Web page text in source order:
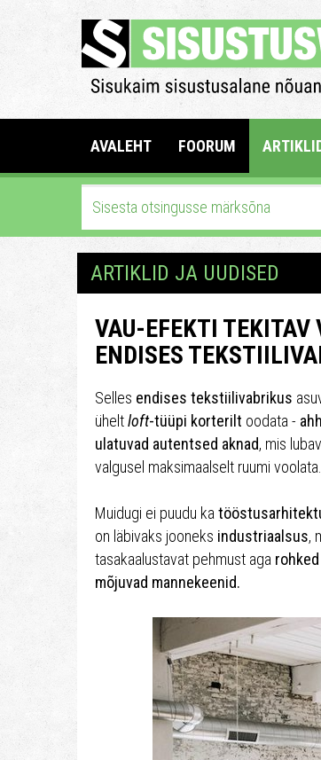
AVALEHT FOORUM
ARTIKLID JA UUDISED
VAU-EFEKTI TEKITAV
ENDISES
Selles endises tekstiilivabrikus
üheltloft-tüüpi korterilt oodata -
ulatuvad autentsed aknad, mis
valgusel maksimaalselt ruumi voolata.
Muidugi ei puudu ka
on läbivaks jooneks industriaalsus,
tasakaalustavat pehmust aga
mõjuvad mannekeenid.